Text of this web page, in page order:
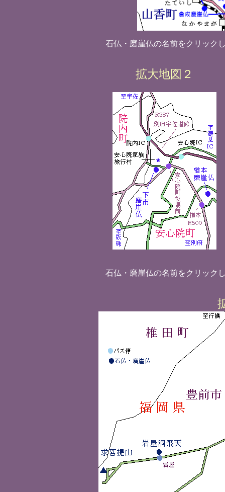
石仏・磨崖仏の名前をクリック
拡大地図２
石仏・磨崖仏の名前をクリック